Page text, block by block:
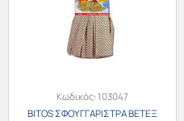
Κωδικός:103047
BITOS ΣΦΟΥΓΓΑΡΙΣΤΡΑ ΒΕΤΕΞ